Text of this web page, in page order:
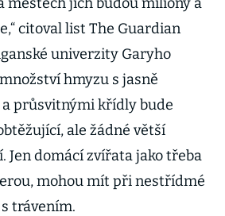
krmivo i olej
citoval list The Guardian
univerzity Garyho
hmyzu s jasně
průsvitnými křídly bude
ale žádné větší
Jen domácí zvířata jako třeba
mohou mít při nestřídmé
trávením.